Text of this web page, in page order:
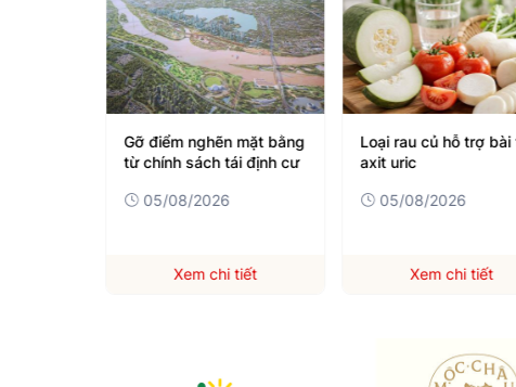
Gỡ điểm nghẽn mặt bằng
từ chính sách tái định cư
05/08/2026
Xem chi tiết
Loại rau củ hỗ trợ bài
axit uric
05/08/2026
Xem chi tiết